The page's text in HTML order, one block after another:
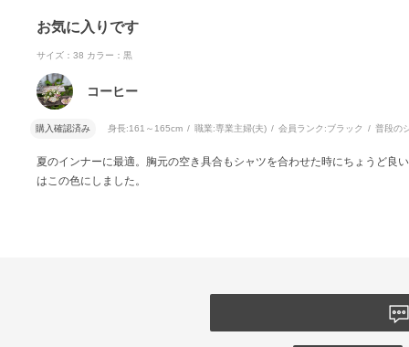
お気に入りです
サイズ：38 カラー：黒
コーヒー
購入確認済み 身長:161～165cm 職業:専業主婦(夫) 会員ランク:ブラック 普段の
夏のインナーに最適。胸元の空き具合もシャツを合わせた時にちょうど
はこの色にしました。